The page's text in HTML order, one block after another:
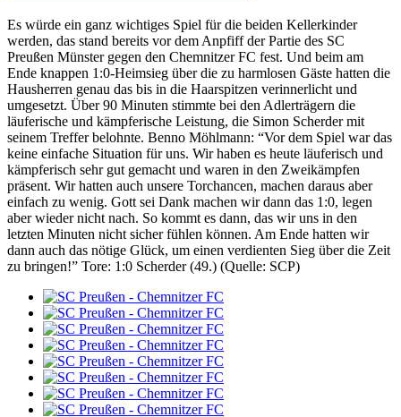
Es würde ein ganz wichtiges Spiel für die beiden Kellerkinder
werden, das stand bereits vor dem Anpfiff der Partie des SC
Preußen Münster gegen den Chemnitzer FC fest. Und beim am
Ende knappen 1:0-Heimsieg über die zu harmlosen Gäste hatten die
Hausherren genau das bis in die Haarspitzen verinnerlicht und
umgesetzt. Über 90 Minuten stimmte bei den Adlerträgern die
läuferische und kämpferische Leistung, die Simon Scherder mit
seinem Treffer belohnte. Benno Möhlmann: “Vor dem Spiel war das
keine einfache Situation für uns. Wir haben es heute läuferisch und
kämpferisch sehr gut gemacht und waren in den Zweikämpfen
präsent. Wir hatten auch unsere Torchancen, machen daraus aber
einfach zu wenig. Gott sei Dank machen wir dann das 1:0, legen
aber wieder nicht nach. So kommt es dann, das wir uns in den
letzten Minuten nicht sicher fühlen können. Am Ende hatten wir
dann auch das nötige Glück, um einen verdienten Sieg über die Zeit
zu bringen!” Tore: 1:0 Scherder (49.) (Quelle: SCP)